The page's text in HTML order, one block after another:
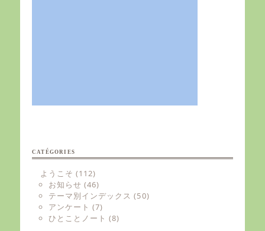
CATÉGORIES
ようこそ (112)
お知らせ (46)
テーマ別インデックス (50)
アンケート (7)
ひとことノート (8)